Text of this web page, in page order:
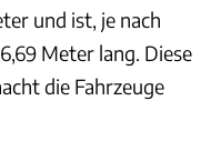
und ist, je nach
Meter lang. Diese
die Fahrzeuge